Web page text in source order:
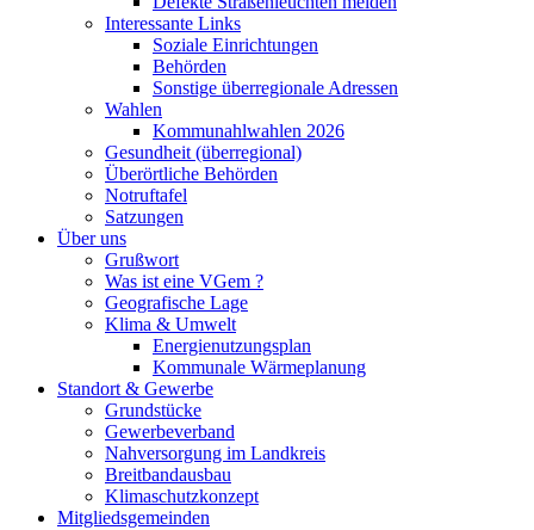
Interessante Links
Soziale Einrichtungen
Behörden
Sonstige überregionale Adressen
Wahlen
Kommunahlwahlen 2026
Gesundheit (überregional)
Überörtliche Behörden
Notruftafel
Satzungen
Über uns
Grußwort
Was ist eine VGem ?
Geografische Lage
Klima & Umwelt
Energienutzungsplan
Kommunale Wärmeplanung
Standort & Gewerbe
Grundstücke
Gewerbeverband
Nahversorgung im Landkreis
Breitbandausbau
Klimaschutzkonzept
Mitgliedsgemeinden